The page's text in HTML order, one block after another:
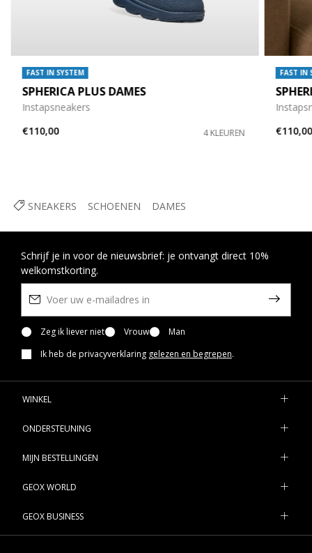
SNEAKERS SCHOENEN DAMES
FAST IN SYSTEM
SPHERICA PLUS DAMES
Instapsneakers
€110,00
4 KLEUREN
FAST IN
€110,00
Schrijf je in voor de nieuwsbrief: je ontvangt direct 10%
welkomstkorting.
Zeg ik liever niet Vrouw
Man
Ik heb de privacyverklaring gelezen en begrepen.
WINKEL
ONDERSTEUNING
MIJN BESTELLINGEN
GEOX WORLD
GEOX BUSINESS